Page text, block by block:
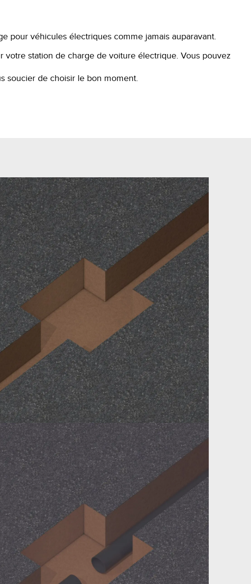
pour véhicules électriques comme jamais auparavant.
votre station de charge de voiture électrique. Vous pouvez
soucier de choisir le bon moment.